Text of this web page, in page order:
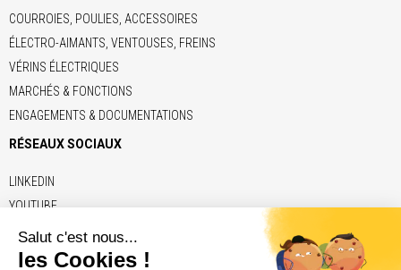
COURROIES, POULIES, ACCESSOIRES
ÉLECTRO-AIMANTS, VENTOUSES, FREINS
VÉRINS ÉLECTRIQUES
MARCHÉS & FONCTIONS
ENGAGEMENTS & DOCUMENTATIONS
RÉSEAUX SOCIAUX
LINKEDIN
YOUTUBE
LIENS